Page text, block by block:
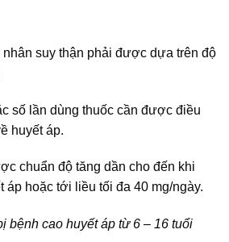
suy thận phải được dựa trên độ
số lần dùng thuốc cần được điều
huyết áp.
chuẩn độ tăng dần cho đến khi
áp hoặc tới liều tối đa 40 mg/ngày.
bệnh cao huyết áp từ 6 – 16 tuổi